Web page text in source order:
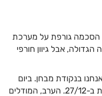
הסכמה גורפת על מערכת
אבל גיוון חורפי
בנקודת מבחן. ביום
שישי ראינו התכנסות יפה למערכת ב-27/12. הערב, המודלים